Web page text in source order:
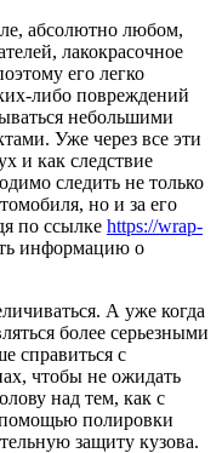
абсолютно любом,
лакокрасочное
его легко
либо повреждений
небольшими
Уже через все эти
и как следствие
следить не только
но и за его
по ссылке https://wrap-
информацию о
А уже когда
более серьезными
справиться с
чтобы не ожидать
над тем, как с
помощью полировки
защиту кузова.